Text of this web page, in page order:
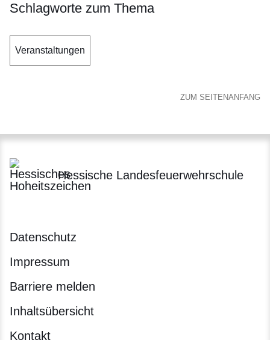
Schlagworte zum Thema
Veranstaltungen
ZUM SEITENANFANG
Hessische Landesfeuerwehrschule
Datenschutz
Impressum
Barriere melden
Inhaltsübersicht
Kontakt